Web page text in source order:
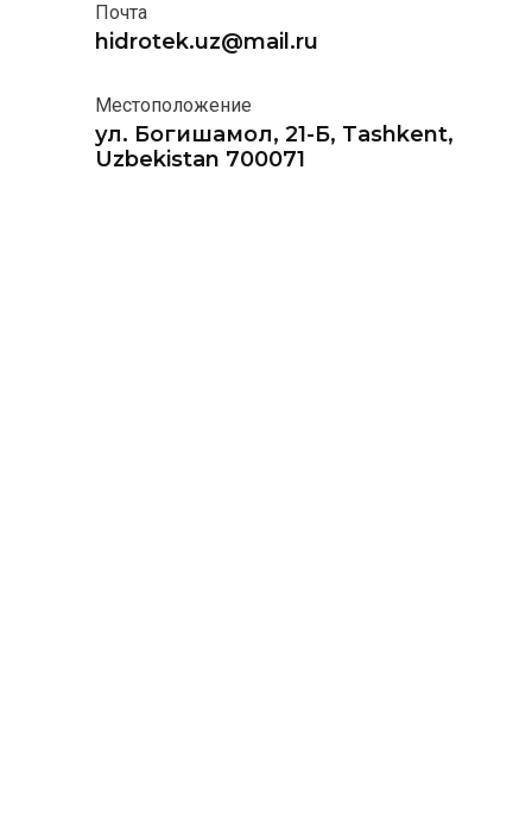
Почта
hidrotek.uz@mail.ru
Местоположение
ул. Богишамол, 21-Б, Tashkent,
Uzbekistan 700071